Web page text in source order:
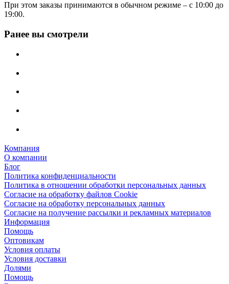
При этом заказы принимаются в обычном режиме – с 10:00 до
19:00.
Ранее вы смотрели
Компания
О компании
Блог
Политика конфиденциальности
Политика в отношении обработки персональных данных
Согласие на обработку файлов Cookie
Согласие на обработку персональных данных
Согласие на получение рассылки и рекламных материалов
Информация
Помощь
Оптовикам
Условия оплаты
Условия доставки
Долями
Помощь